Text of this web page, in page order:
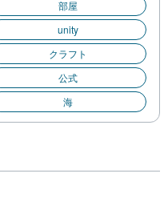
部屋
unity
クラフト
公式
海